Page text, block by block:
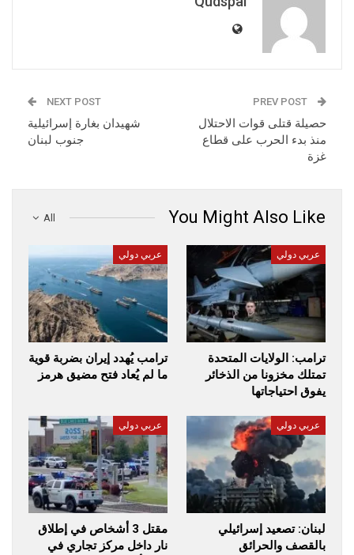
حصيلة قتلى قوات الاحتلال
منذ بدء الحرب على قطاع
غزة
NEXT POST
شهيدان بغارة إسرائيلية
جنوب لبنان
All You Might Also Like
عربي دولي
ترامب: الولايات المتحدة
تمتلك مخزونا من الذخائر
يفوق احتياجاتها
عربي دولي
ترامب يُهدد إيران بضربة قوية
ما لم يُعاد فتح مضيق هرمز
عربي دولي
لبنان: تصعيد إسرائيلي
بالقصف والحرائق
عربي دولي
مقتل 3 أشخاص في إطلاق
نار داخل مركز تجاري في